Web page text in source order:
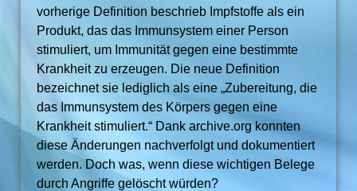
vorherige Definition beschrieb Impfstoffe als ein
Produkt, das das Immunsystem einer Person
stimuliert, um Immunität gegen eine bestimmte
Krankheit zu erzeugen. Die neue Definition
bezeichnet sie lediglich als eine „Zubereitung, die
das Immunsystem des Körpers gegen eine
Krankheit stimuliert.“ Dank archive.org konnten
diese Änderungen nachverfolgt und dokumentiert
werden. Doch was, wenn diese wichtigen Belege
durch Angriffe gelöscht würden?